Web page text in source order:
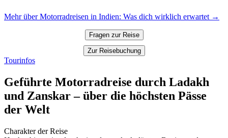
Mehr über Motorradreisen in Indien: Was dich wirklich erwartet →
Fragen zur Reise
Zur Reisebuchung
Tourinfos
Geführte Motorradreise durch Ladakh
und Zanskar – über die höchsten Pässe
der Welt
Charakter der Reise